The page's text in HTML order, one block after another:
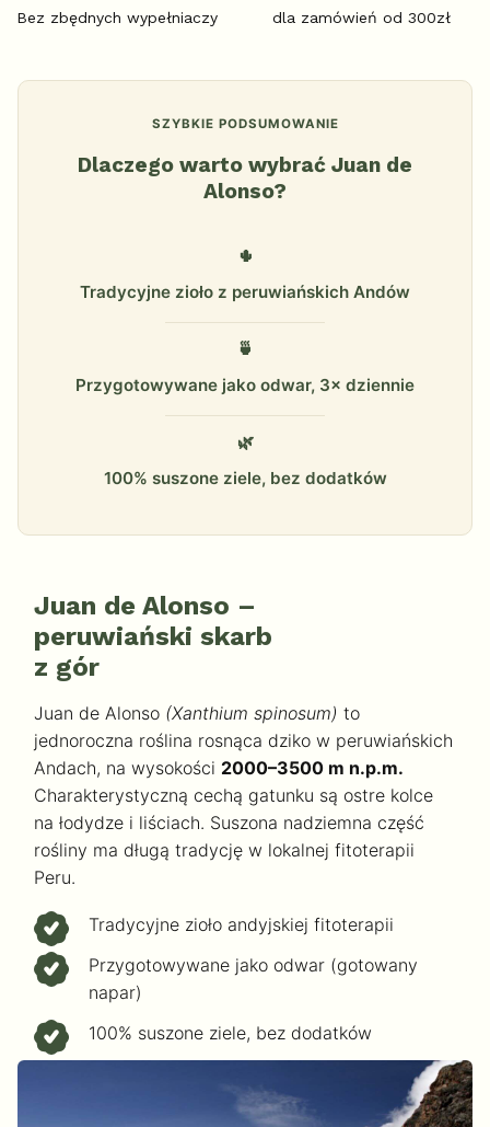
Bez zbędnych wypełniaczy
dla zamówień od 300zł
SZYBKIE PODSUMOWANIE
Dlaczego warto wybrać Juan de
Alonso?
🌵
Tradycyjne zioło z peruwiańskich Andów
🍵
Przygotowywane jako odwar, 3× dziennie
🌿
100% suszone ziele, bez dodatków
Juan de Alonso –
peruwiański skarb
z gór
Juan de Alonso (Xanthium spinosum) to
jednoroczna roślina rosnąca dziko w peruwiańskich
Andach, na wysokości 2000–3500 m n.p.m.
Charakterystyczną cechą gatunku są ostre kolce
na łodydze i liściach. Suszona nadziemna część
rośliny ma długą tradycję w lokalnej fitoterapii
Peru.
Tradycyjne zioło andyjskiej fitoterapii
Przygotowywane jako odwar (gotowany
napar)
100% suszone ziele, bez dodatków